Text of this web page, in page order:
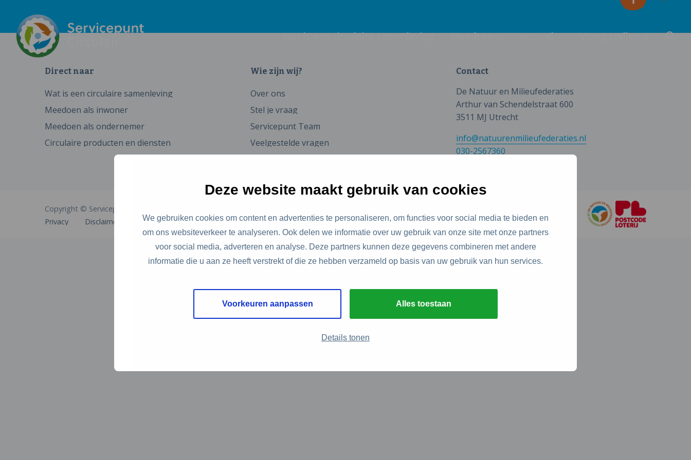
Deze website maakt gebruik van cookies
We gebruiken cookies om content en advertenties te personaliseren, om functies voor social media te bieden en
om ons websiteverkeer te analyseren. Ook delen we informatie over uw gebruik van onze site met onze partners
voor social media, adverteren en analyse. Deze partners kunnen deze gegevens combineren met andere
informatie die u aan ze heeft verstrekt of die ze hebben verzameld op basis van uw gebruik van hun services.
Voorkeuren aanpassen Alles toestaan
Details tonen
Wat is een circulaire samenleving Meedoen Actueel Vraag stellen
Direct naar
Wat is een circulaire samenleving
Meedoen als inwoner
Meedoen als ondernemer
Circulaire producten en diensten
Wie zijn wij?
Over ons
Stel je vraag
Servicepunt Team
Veelgestelde vragen
Contact
De Natuur en Milieufederaties
Arthur van Schendelstraat 600
3511 MJ Utrecht
info@natuurenmilieufederaties.nl
030-2567360
Copyright © Servicepunt Circulair
Privacy
Disclaimer Cookies Toegankelijkheid